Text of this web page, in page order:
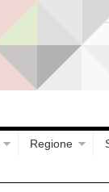
Regione